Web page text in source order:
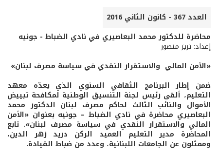
العدد 367 - كانون الثاني 2016
محاضرة للدكتور محمد البعاصيري في نادي الضباط - جونيه
إعداد: تريز منصور
«الأمن المالي والاستقرار النقدي في سياسة مصرف لبنان»
ضمن إطار البرنامج الثقافي السنوي الذي يعدّه معهد
التعليم، ألقى رئيس لجنة التنسيق الوطنية لمكافحة تبييض
الأموال والنائب الثالث لحاكم مصرف لبنان الدكتور محمد
البعاصيري محاضرة في نادي الضباط – جونيه بعنوان «الأمن
المالي والاستقرار النقدي في سياسة مصرف لبنان». تابع
المحاضرة مدير التعليم العميد الركن دريد زهر الدين،
وممثلون عن الجامعات اللبنانية، وعدد من ضباط القيادة.